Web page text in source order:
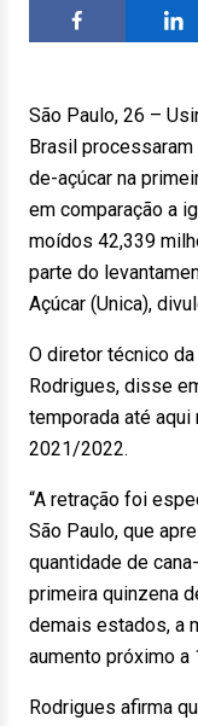
São Paulo, 26 –
Brasil
de-açúcar na
em comparação a
moídos 42,339
parte do
Açúcar (Unica),
O diretor técnico
Rodrigues, disse
temporada até
2021/2022.
“A retração foi
São Paulo, que
quantidade de
primeira quinzena
demais estados, a
aumento próximo a
Rodrigues afirma